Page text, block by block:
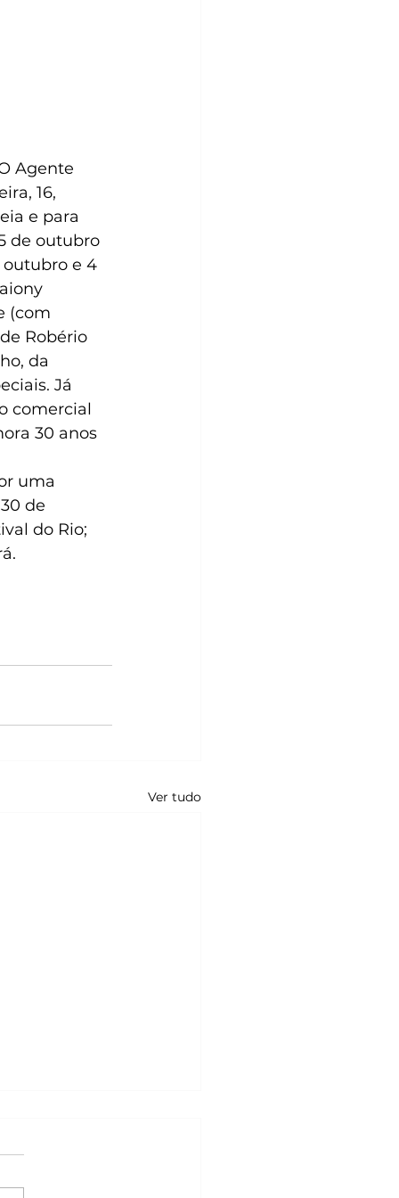
Agente
16,
e para
de outubro
outubro e 4
(com
Robério
da
Já
comercial
30 anos
de
do Rio;
Ver tudo